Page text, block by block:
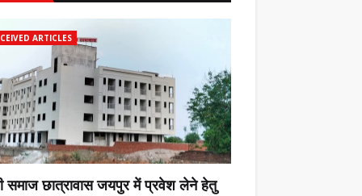
ARTICLES
समाज छात्रावास जयपुर में प्रवेश लेने हेतु